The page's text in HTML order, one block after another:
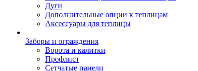
Дуги
Дополнительные опции к теплицам
Аксессуары для теплицы
Заборы и ограждения
Ворота и калитки
Профлист
Сетчатые панели